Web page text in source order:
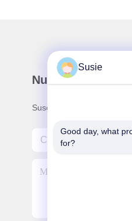
Nuestro boletín
Suscríbete a nuestro
Susie
Good day, what
for?